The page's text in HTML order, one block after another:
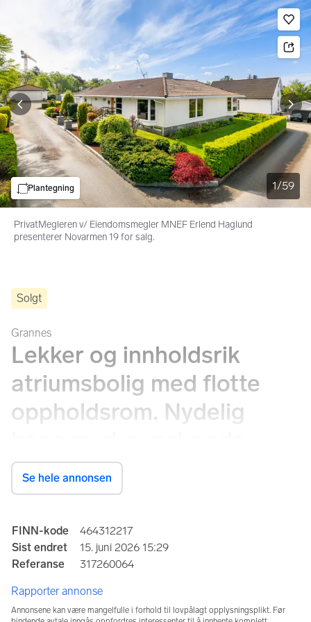
Bildegalleri
1/59
Plantegning
PrivatMegleren v/ Eiendomsmegler MNEF Erlend Haglund
presenterer Novarmen 19 for salg.
Solgt
Grannes
Lekker og innholdsrik
atriumsbolig med flotte
oppholdsrom. Nydelig
solforhold. Dobbel garasje.
Novarmen 19, 4044 Hafrsfjord
Prisantydning
11 500 000 kr
Totalpris
11 788 590 kr
288 590 kr
Se hele annonsen
Annonseinformasjon
FINN-kode
464312217
Sist endret
15. juni 2026 15:29
Referanse
317260064
Rapporter annonse
Annonsene kan være mangelfulle i forhold til lovpålagt opplysningsplikt. Før